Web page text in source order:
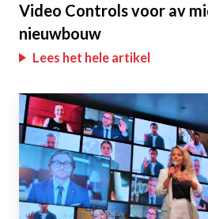
Video Controls voor av
nieuwbouw
Lees het hele artikel